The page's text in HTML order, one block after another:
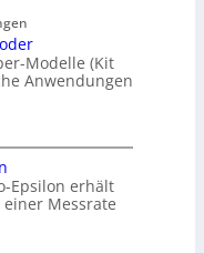
Modelle (Kit
Anwendungen
Epsilon erhält
Messrate